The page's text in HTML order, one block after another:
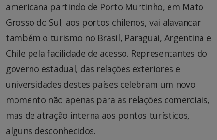
americana partindo de Porto Murtinho, em Mato
Grosso do Sul, aos portos chilenos, vai alavancar
também o turismo no Brasil, Paraguai, Argentina e
Chile pela facilidade de acesso. Representantes do
governo estadual, das relações exteriores e
universidades destes países celebram um novo
momento não apenas para as relações comerciais,
mas de atração interna aos pontos turísticos,
alguns desconhecidos.